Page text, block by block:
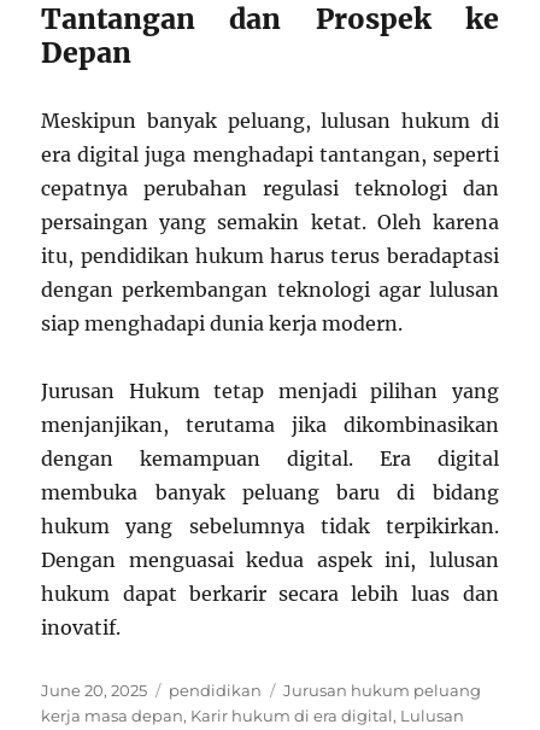
Tantangan dan Prospek ke
Depan
Meskipun banyak peluang, lulusan hukum di
era digital juga menghadapi tantangan, seperti
cepatnya perubahan regulasi teknologi dan
persaingan yang semakin ketat. Oleh karena
itu, pendidikan hukum harus terus beradaptasi
dengan perkembangan teknologi agar lulusan
siap menghadapi dunia kerja modern.
Jurusan Hukum tetap menjadi pilihan yang
menjanjikan, terutama jika dikombinasikan
dengan kemampuan digital. Era digital
membuka banyak peluang baru di bidang
hukum yang sebelumnya tidak terpikirkan.
Dengan menguasai kedua aspek ini, lulusan
hukum dapat berkarir secara lebih luas dan
inovatif.
Posted
on
June 20, 2025 Categories
pendidikan Tags
Jurusan hukum peluang
kerja masa depan, Karir hukum di era digital, Lulusan